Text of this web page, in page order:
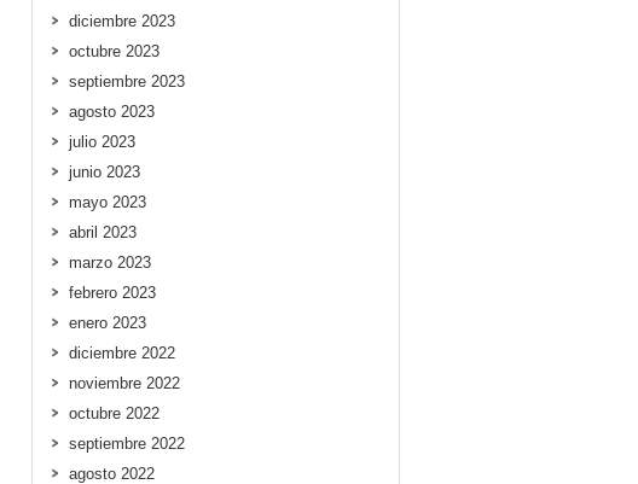
diciembre 2023
octubre 2023
septiembre 2023
agosto 2023
julio 2023
junio 2023
mayo 2023
abril 2023
marzo 2023
febrero 2023
enero 2023
diciembre 2022
noviembre 2022
octubre 2022
septiembre 2022
agosto 2022